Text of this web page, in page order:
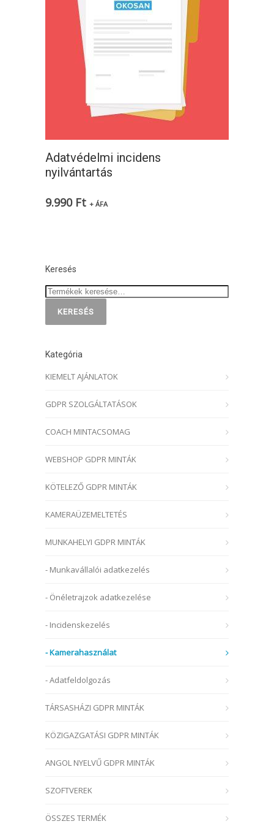
Adatvédelmi incidens
nyilvántartás
9.990 Ft + ÁFA
Keresés
KERESÉS
Kategória
KIEMELT AJÁNLATOK
GDPR SZOLGÁLTATÁSOK
COACH MINTACSOMAG
WEBSHOP GDPR MINTÁK
KÖTELEZŐ GDPR MINTÁK
KAMERAÜZEMELTETÉS
MUNKAHELYI GDPR MINTÁK
- Munkavállalói adatkezelés
- Önéletrajzok adatkezelése
- Incidenskezelés
- Kamerahasználat
- Adatfeldolgozás
TÁRSASHÁZI GDPR MINTÁK
KÖZIGAZGATÁSI GDPR MINTÁK
ANGOL NYELVŰ GDPR MINTÁK
SZOFTVEREK
ÖSSZES TERMÉK